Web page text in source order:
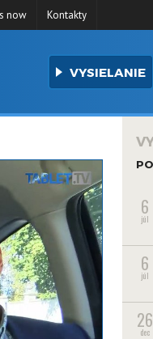
now Kontakty
VYSIELANIE
6
júl
6
júl
26
dec